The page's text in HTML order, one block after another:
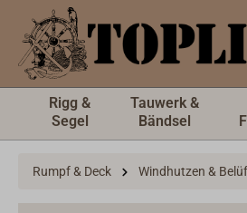
springen
Rigg &
Segel
Tauwerk &
Bändsel
Rumpf & Deck Windhutzen &